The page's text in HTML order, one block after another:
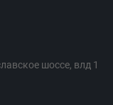
шоссе, влд 1